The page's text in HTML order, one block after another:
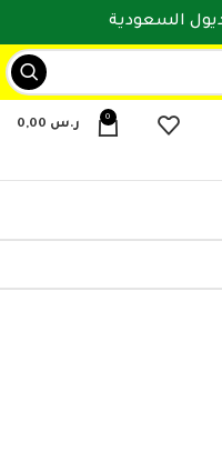
0
ر.س
السعودية